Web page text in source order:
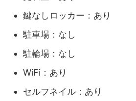
鍵なしロッカー：あり
駐車場：なし
駐輪場：なし
WiFi：あり
セルフネイル：あり